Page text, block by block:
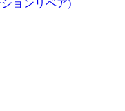
ョンリペア)